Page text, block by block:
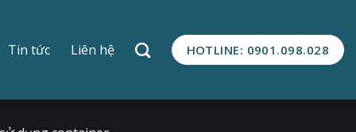
Tin tức Liên hệ HOTLINE: 0901.098.028